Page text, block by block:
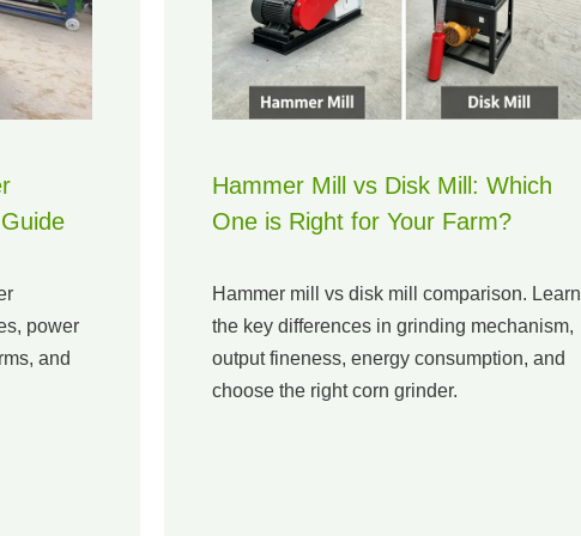
power
and
Hammer Mill vs Disk Mill: Which
One is Right for Your Farm?
Hammer mill vs disk mill comparison. Learn
the key differences in grinding mechanism,
output fineness, energy consumption, and
choose the right corn grinder.